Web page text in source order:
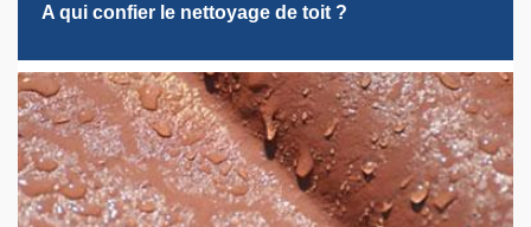
A qui confier le nettoyage de toit ?